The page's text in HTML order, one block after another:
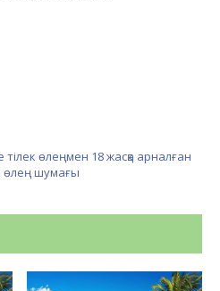
тілек өлеңмен 18 жасқа арналған
өлең шумағы